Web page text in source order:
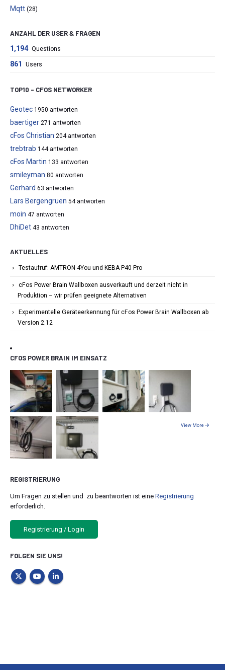
Mqtt (28)
ANZAHL DER USER & FRAGEN
1,194 Questions
861 Users
TOP10 – CFOS NETWORKER
Geotec 1950 antworten
baertiger 271 antworten
cFos Christian 204 antworten
trebtrab 144 antworten
cFos Martin 133 antworten
smileyman 80 antworten
Gerhard 63 antworten
Lars Bergengruen 54 antworten
moin 47 antworten
DhiDet 43 antworten
AKTUELLES
Testaufruf: AMTRON 4You und KEBA P40 Pro
cFos Power Brain Wallboxen ausverkauft und derzeit nicht in
Produktion – wir prüfen geeignete Alternativen
Experimentelle Geräteerkennung für cFos Power Brain Wallboxen ab
Version 2.12
CFOS POWER BRAIN IM EINSATZ
View More
REGISTRIERUNG
Um Fragen zu stellen und zu beantworten ist eine Registrierung
erforderlich.
Registrierung / Login
FOLGEN SIE UNS!